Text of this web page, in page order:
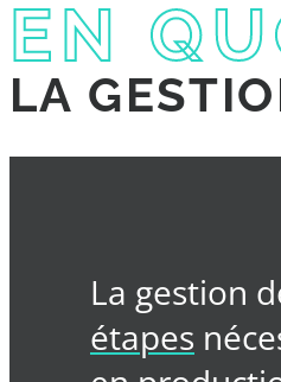
EN
LA
La gestion
étapes